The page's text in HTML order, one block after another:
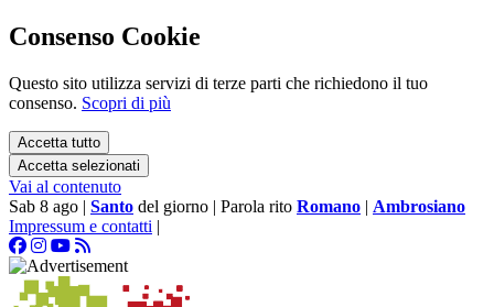
Consenso Cookie
Questo sito utilizza servizi di terze parti che richiedono il tuo
consenso. Scopri di più
Accetta tutto
Accetta selezionati
Vai al contenuto
Sab 8 ago | Santo del giorno | Parola rito Romano | Ambrosiano
Impressum e contatti |